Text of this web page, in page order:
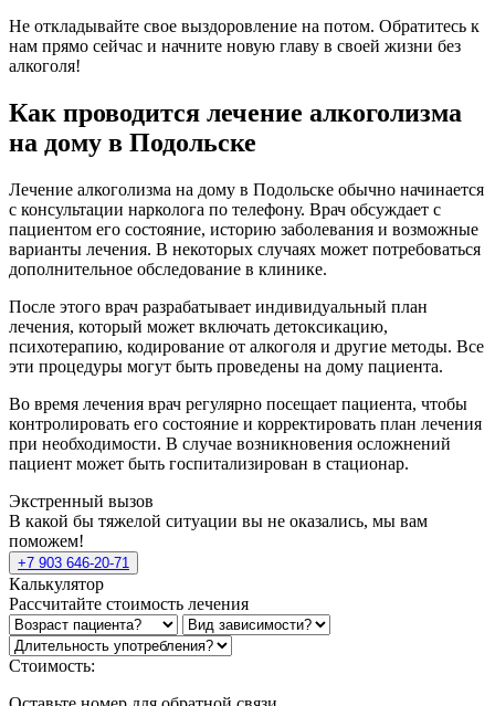
Не откладывайте свое выздоровление на потом. Обратитесь к
нам прямо сейчас и начните новую главу в своей жизни без
алкоголя!
Как проводится лечение алкоголизма
на дому в Подольске
Лечение алкоголизма на дому в Подольске обычно начинается
с консультации нарколога по телефону. Врач обсуждает с
пациентом его состояние, историю заболевания и возможные
варианты лечения. В некоторых случаях может потребоваться
дополнительное обследование в клинике.
После этого врач разрабатывает индивидуальный план
лечения, который может включать детоксикацию,
психотерапию, кодирование от алкоголя и другие методы. Все
эти процедуры могут быть проведены на дому пациента.
Во время лечения врач регулярно посещает пациента, чтобы
контролировать его состояние и корректировать план лечения
при необходимости. В случае возникновения осложнений
пациент может быть госпитализирован в стационар.
Экстренный вызов
В какой бы тяжелой ситуации вы не оказались, мы вам
поможем!
+7 903 646-20-71
Калькулятор
Рассчитайте стоимость лечения
Стоимость: